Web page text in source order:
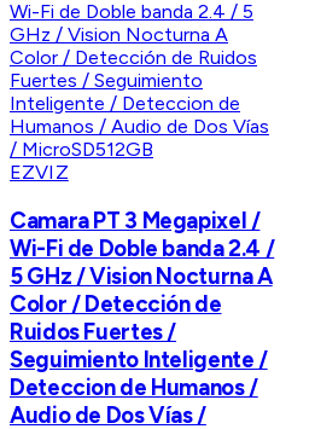
EZVIZ
Camara PT 3 Megapixel /
Wi-Fi de Doble banda 2.4 /
5 GHz / Vision Nocturna A
Color / Detección de
Ruidos Fuertes /
Seguimiento Inteligente /
Deteccion de Humanos /
Audio de Dos Vías /